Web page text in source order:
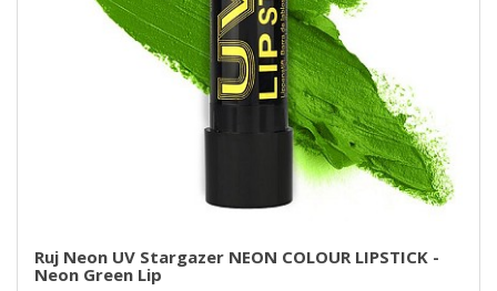
Ruj Neon UV Stargazer NEON COLOUR LIPSTICK -
Neon Green Lip